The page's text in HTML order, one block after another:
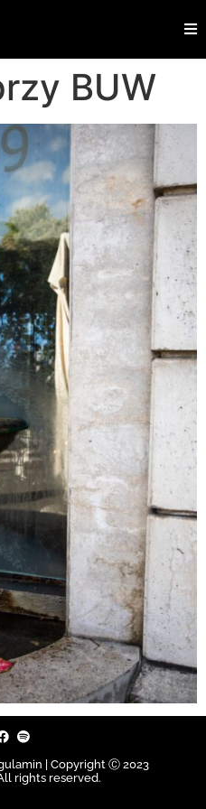
BUW
|
Copyright Ⓒ 2023
rights reserved.